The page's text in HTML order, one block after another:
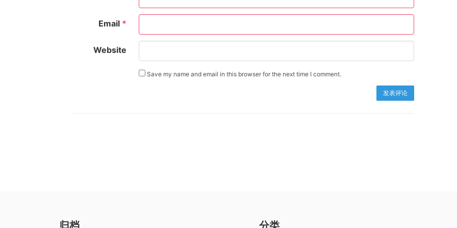
Email *
Website
Save my name and email in this browser for the next time I comment.
归档 分类